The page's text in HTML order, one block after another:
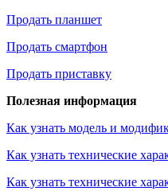
Продать планшет
Продать смартфон
Продать приставку
Полезная информация
Как узнать модель и
Как узнать технические
Как узнать технические